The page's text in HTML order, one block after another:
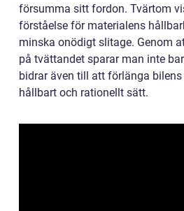
försumma sitt fordon. Tvärtom
förståelse för materialens
minska onödigt slitage. Genom
på tvättandet sparar man inte
bidrar även till att förlänga
hållbart och rationellt sätt.